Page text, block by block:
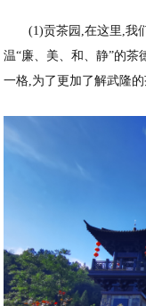
(1)贡茶园,在这里,我
温“廉、美、和、静”的
一格,为了更加了解武隆